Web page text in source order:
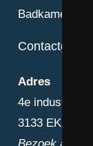
Badkamer
Adres
4e
3133 EK
Bezoek